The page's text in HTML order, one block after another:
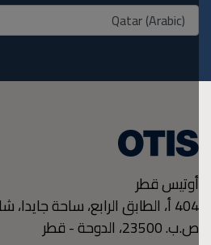
United States (EN)
أوتيس قطر
404 أ، الطابق الرابع، ساحة جايدا، شارع المطار
ص.ب. 23500،
الدوحة-قطر